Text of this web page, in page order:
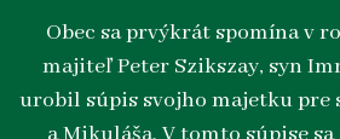
Obec sa prvýkrát spomína v
majiteľ Peter Szikszay, syn
urobil súpis svojho majetku pre